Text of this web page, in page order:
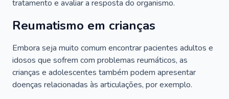
tratamento e avaliar a resposta do organismo.
Reumatismo em crianças
Embora seja muito comum encontrar pacientes adultos e
idosos que sofrem com problemas reumáticos, as
crianças e adolescentes também podem apresentar
doenças relacionadas às articulações, por exemplo.